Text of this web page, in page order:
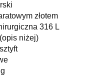
złotem
316 L
niżej)